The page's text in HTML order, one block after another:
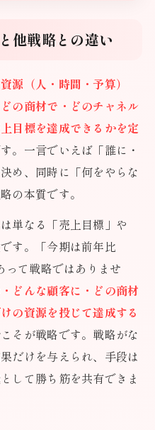
他戦略との違い
源（人・時間・予算）
の商材で・どのチャネル
目標を達成できるかを定
。一言でいえば「誰に・
め、同時に「何をやらな
の本質です。
単なる「売上目標」や
す。「今期は前年比
って戦略ではありませ
どんな顧客に・どの商材
の資源を投じて達成する
そが戦略です。戦略がな
だけを与えられ、手段は
して勝ち筋を共有できま